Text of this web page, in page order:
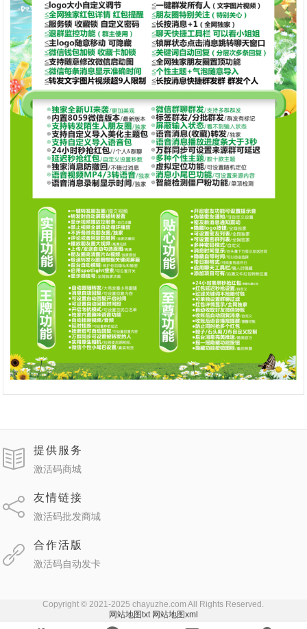
提供服务
激活码商城
友情链接
激活码批发商城
合作活版
激活码自动发卡
Copyright © 2021-2025 chayuzhe.com All Rights Reserved.
网站地图txt 网站地图xml